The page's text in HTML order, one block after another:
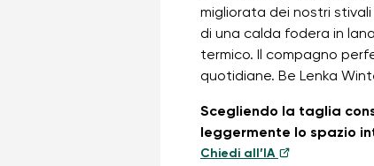
migliorata dei nostri
di una calda fodera in
termico. Il compagno
quotidiane. Be Lenka
Scegliendo la taglia
leggermente lo spazio
Chiedi all’IA